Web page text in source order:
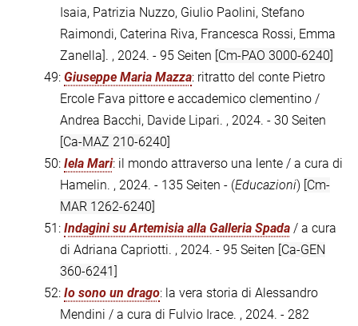
Isaia, Patrizia Nuzzo, Giulio Paolini, Stefano
Raimondi, Caterina Riva, Francesca Rossi, Emma
Zanella]. , 2024. - 95 Seiten [Cm-PAO 3000-6240]
49: Giuseppe Maria Mazza: ritratto del conte Pietro
Ercole Fava pittore e accademico clementino /
Andrea Bacchi, Davide Lipari. , 2024. - 30 Seiten
[Ca-MAZ 210-6240]
50: Iela Mari: il mondo attraverso una lente / a cura di
Hamelin. , 2024. - 135 Seiten - (Educazioni) [Cm-
MAR 1262-6240]
51: Indagini su Artemisia alla Galleria Spada / a cura
di Adriana Capriotti. , 2024. - 95 Seiten [Ca-GEN
360-6241]
52: Io sono un drago: la vera storia di Alessandro
Mendini / a cura di Fulvio Irace. , 2024. - 282